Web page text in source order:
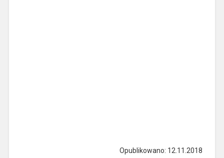
Opublikowano: 12.11.2018